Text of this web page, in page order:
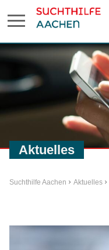
Aktuelles
Suchthilfe Aachen Aktuelles